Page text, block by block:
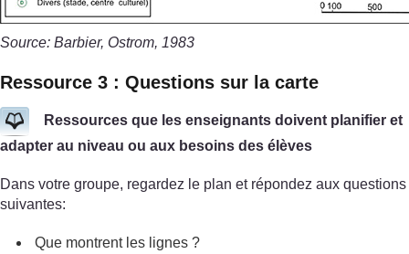
Source: Barbier, Ostrom, 1983
Ressource 3 : Questions sur la carte
Ressources que les enseignants doivent planifier et
adapter au niveau ou aux besoins des élèves
Dans votre groupe, regardez le plan et répondez aux questions
suivantes:
Que montrent les lignes ?